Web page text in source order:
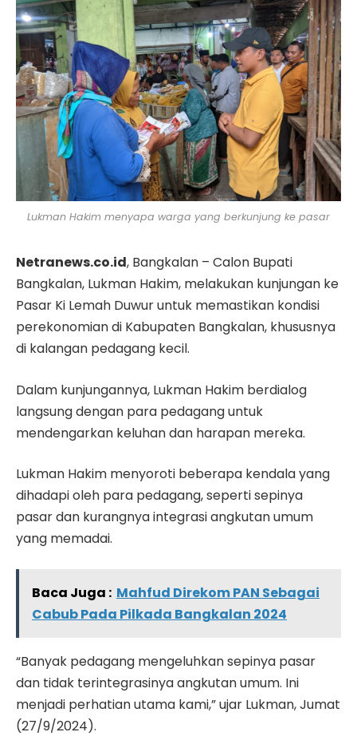
Lukman Hakim menyapa warga yang berkunjung ke pasar
Netranews.co.id, Bangkalan – Calon Bupati
Bangkalan, Lukman Hakim, melakukan kunjungan ke
Pasar Ki Lemah Duwur untuk memastikan kondisi
perekonomian di Kabupaten Bangkalan, khususnya
di kalangan pedagang kecil.
Dalam kunjungannya, Lukman Hakim berdialog
langsung dengan para pedagang untuk
mendengarkan keluhan dan harapan mereka.
Lukman Hakim menyoroti beberapa kendala yang
dihadapi oleh para pedagang, seperti sepinya
pasar dan kurangnya integrasi angkutan umum
yang memadai.
Baca Juga : Mahfud Direkom PAN Sebagai
Cabub Pada Pilkada Bangkalan 2024
“Banyak pedagang mengeluhkan sepinya pasar
dan tidak terintegrasinya angkutan umum. Ini
menjadi perhatian utama kami,” ujar Lukman, Jumat
(27/9/2024).